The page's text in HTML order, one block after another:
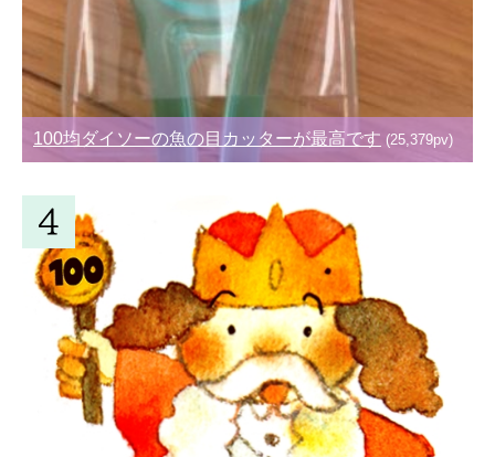
100均ダイソーの魚の目カッターが最高です (25,379pv)